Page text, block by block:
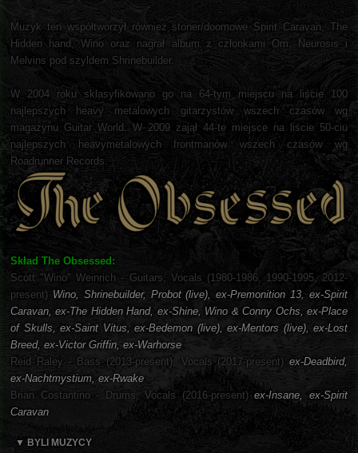
Muzyk ten współtworzył również stoner/doomowe Spirit Caravan, The
Hidden hand, Wino oraz nagrał album z członkami Om, Neurosis i
Melvins pod szyldem Shrinebuilder.
W 2004 roku sklasyfikowano go na 64-tym miejscu na liście 100
najlepszych heavy metalowych gitarzystów wszech czasów wg
magazynu Guitar World. W 2009 zajął 44-te miejsce na liście 50-ciu
najlepszych heavymetalowych frontmanów wszech czasów wg
Roadrunner Records.
Skład The Obsessed:
Scott "Wino" Weinrich - Guitars, Vocals (1980-1986, 1990-1995, 2012-
present) Wino, Shrinebuilder, Probot (live), ex-Premonition 13, ex-Spirit
Caravan, ex-The Hidden Hand, ex-Shine, Wino & Conny Ochs, ex-Place
of Skulls, ex-Saint Vitus, ex-Bedemon (live), ex-Mentors (live), ex-Lost
Breed, ex-Victor Griffin, ex-Warhorse
Reid Raley - Bass (2013-present), Vocals (2017-present) ex-Deadbird,
ex-Nachtmystium, ex-Rwake
Brian Costantino - Drums, Vocals (2016-present)ex-Insane, ex-Spirit
Caravan
▼ BYLI MUZYCY